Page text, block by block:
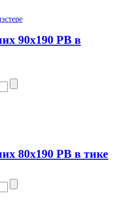
90х190 РВ в
80х190 РВ в тике